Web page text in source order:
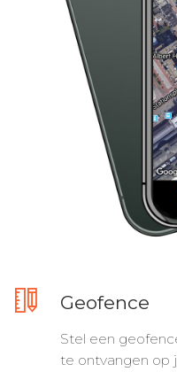
Geofence
Stel een
te ontvangen op